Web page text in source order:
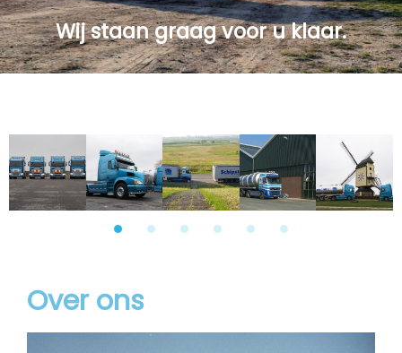
Wij staan graag voor u klaar.
Over ons